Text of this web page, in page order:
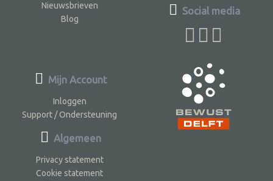
Nieuwsbrieven
Blog
Social media
Mijn Account
Inloggen
Support / Ondersteuning
Algemeen
Privacy statement
Cookie statement